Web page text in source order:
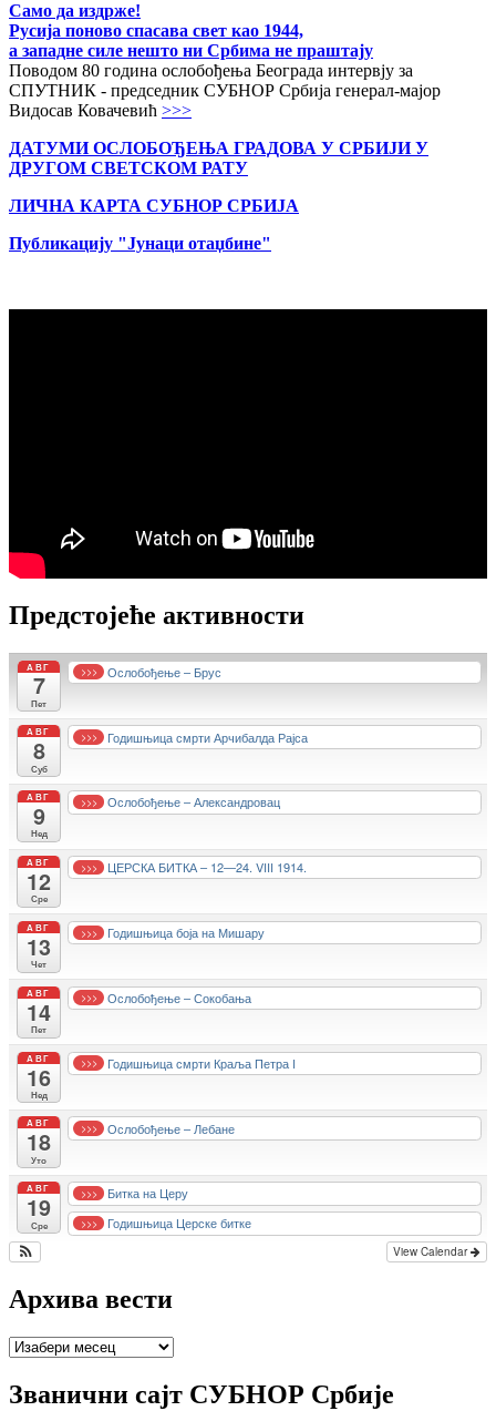
Само да издрже!
Русија поново спасава свет као 1944,
а западне силе нешто ни Србима не праштају
Поводом 80 година ослобођења Београда интервју за
СПУТНИК - председник СУБНОР Србија генерал-мајор
Видосав Ковачевић >>>
ДАТУМИ ОСЛОБОЂЕЊА ГРАДОВА У СРБИЈИ У
ДРУГОМ СВЕТСКОМ РАТУ
ЛИЧНА КАРТА СУБНОР СРБИЈА
Публикацију "Јунаци отаџбине"
Предстојеће активности
АВГ
7
Пет
>>> Ослобођење – Брус
АВГ
8
Суб
>>> Годишњица смрти Арчибалда Рајса
АВГ
9
Нед
>>> Ослобођење – Александровац
АВГ
12
Сре
>>> ЦЕРСКА БИТКА – 12—24. VIII 1914.
АВГ
13
Чет
>>> Годишњица боја на Мишару
АВГ
14
Пет
>>> Ослобођење – Сокобања
АВГ
16
Нед
>>> Годишњица смрти Краља Петра I
АВГ
18
Уто
>>> Ослобођење – Лебане
АВГ
19
Сре
>>> Битка на Церу
>>> Годишњица Церске битке
View Calendar
Архива вести
Архива
Званични сајт СУБНОР Србије